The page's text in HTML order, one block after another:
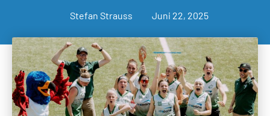
Stefan Strauss Juni 22, 2025